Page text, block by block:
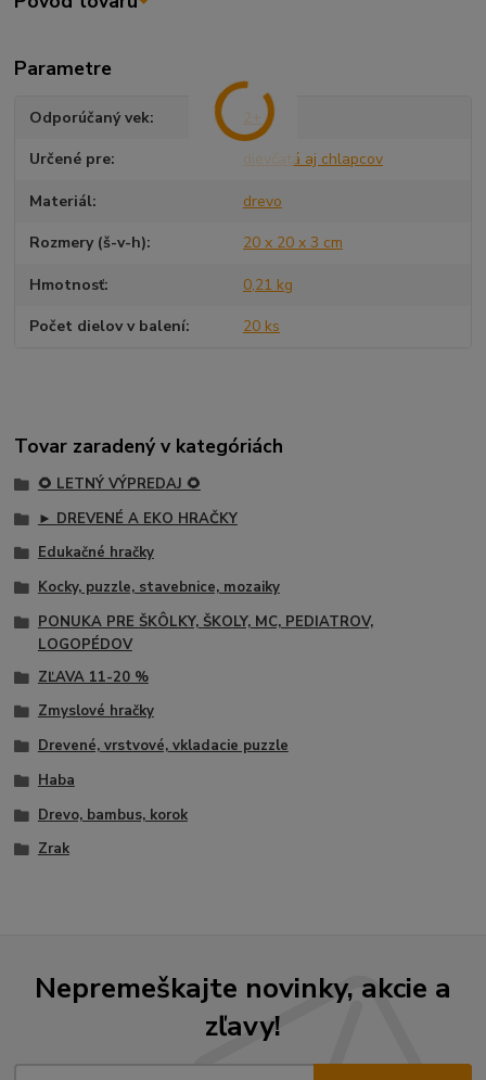
Parametre
Odporúčaný vek 2+
Určené pre dievčatá aj chlapcov
Materiál drevo
Rozmery (š-v-h) 20 x 20 x 3 cm
Hmotnosť 0,21 kg
Počet dielov v balení 20 ks
Tovar zaradený v kategóriách
🌻 LETNÝ VÝPREDAJ 🌻
► DREVENÉ A EKO HRAČKY
Edukačné hračky
Kocky, puzzle, stavebnice, mozaiky
PONUKA PRE ŠKÔLKY, ŠKOLY, MC, PEDIATROV,
LOGOPÉDOV
ZĽAVA 11-20 %
Zmyslové hračky
Drevené, vrstvové, vkladacie puzzle
Haba
Drevo, bambus, korok
Zrak
Nepremeškajte novinky, akcie a
zľavy!